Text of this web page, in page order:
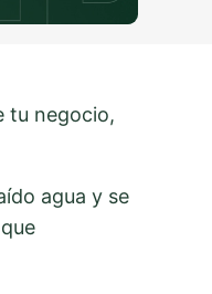
tu negocio,
agua y se